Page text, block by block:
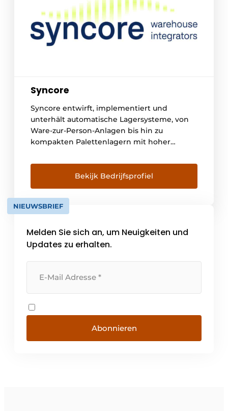
Syncore
Syncore entwirft, implementiert und
unterhält automatische Lagersysteme, von
Ware-zur-Person-Anlagen bis hin zu
kompakten Palettenlagern mit hoher
eigenes intelligentes
Lagersteuerungssystem gesteuert, das von
unseren eigenen Spezialisten entwickelt
und verwaltet wird. Wir arbeiten eng mit
Kunden und Technologiepartnern
bis zur Implementierung. Dieser Ansatz stellt
sicher, dass die Systeme miteinander
Bekijk Bedrijfsprofiel
NIEUWSBRIEF
Melden Sie sich an, um Neuigkeiten und
Updates zu erhalten.
Abonnieren